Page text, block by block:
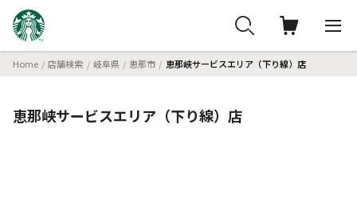
Home 店舗検索 岐阜県 恵那市 恵那峡サービスエリア（下り線）店
恵那峡サービスエリア（下り線）店